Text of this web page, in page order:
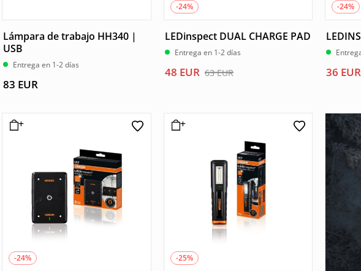
Lámpara de trabajo HH340 |
USB
Entrega en 1-2 días
83 EUR
-24%
LEDinspect DUAL CHARGE PAD
Entrega en 1-2 días
63EUR
El
63 EUR.
48 EUR
El
48 EUR.
-24%
El
era:
48
36 EUR
El
es:
36
-24% -25%